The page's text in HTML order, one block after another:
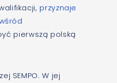
przyznaje
pierwszą polską
SEMPO. W jej